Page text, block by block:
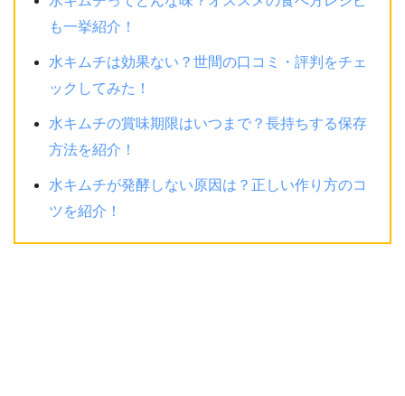
も一挙紹介！
水キムチは効果ない？世間の口コミ・評判をチェ
ックしてみた！
水キムチの賞味期限はいつまで？長持ちする保存
方法を紹介！
水キムチが発酵しない原因は？正しい作り方のコ
ツを紹介！